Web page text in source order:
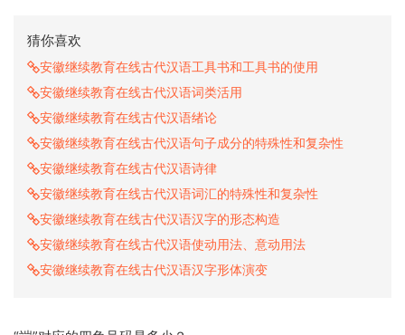
猜你喜欢
安徽继续教育在线古代汉语工具书和工具书的使用
安徽继续教育在线古代汉语词类活用
安徽继续教育在线古代汉语绪论
安徽继续教育在线古代汉语句子成分的特殊性和复杂性
安徽继续教育在线古代汉语诗律
安徽继续教育在线古代汉语词汇的特殊性和复杂性
安徽继续教育在线古代汉语汉字的形态构造
安徽继续教育在线古代汉语使动用法、意动用法
安徽继续教育在线古代汉语汉字形体演变